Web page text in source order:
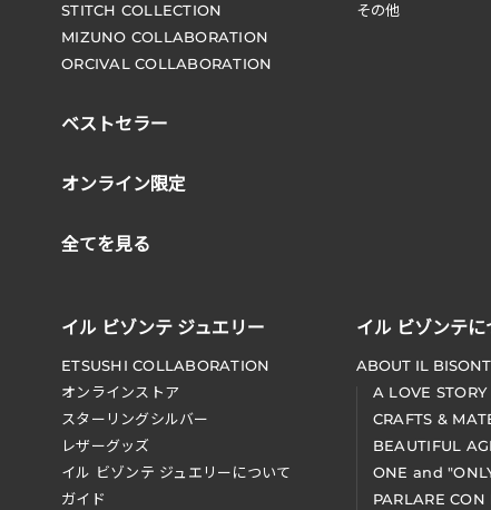
STITCH COLLECTION
MIZUNO COLLABORATION
ORCIVAL COLLABORATION
ベストセラー
オンライン限定
全てを見る
その他
イル ビゾンテ ジュエリー
ETSUSHI COLLABORATION
オンラインストア
スターリングシルバー
レザーグッズ
イル ビゾンテ ジュエリーについて
ガイド
イル ビゾンテに
ABOUT IL
A LOVE STORY
CRAFTS &
BEAUTIFUL
ONE and
PARLARE